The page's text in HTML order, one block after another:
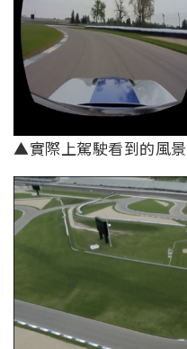
▲實際上駕駛看到的風景